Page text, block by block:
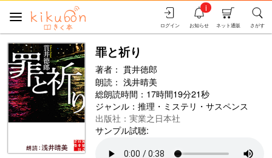
さがす
ネット通販
お知らせ
i
ログイン
罪と祈り
著者： 貫井徳郎
朗読： 浅井晴美
総朗読時間：17時間19分21秒
ジャンル： 推理・ミステリ・サスペンス
出版社：実業之日本社
サンプル試聴: